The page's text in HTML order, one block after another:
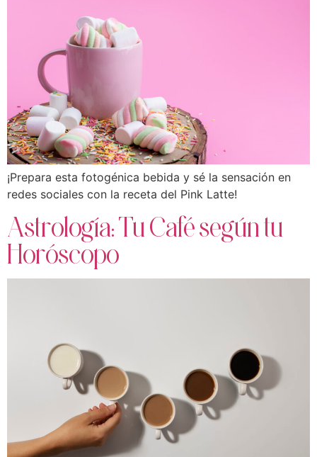
¡Prepara esta fotogénica bebida y sé la sensación en
redes sociales con la receta del Pink Latte!
Astrología: Tu Café según tu
Horóscopo